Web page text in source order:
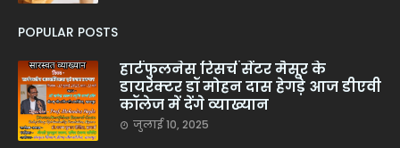
POPULAR POSTS
हार्टफुलनेस रिसर्च सेंटर मैसूर के
डायरेक्टर डॉ मोहन दास हेगड़े आज डीएवी
कॉलेज में देंगे व्याख्यान
जुलाई 10, 2025